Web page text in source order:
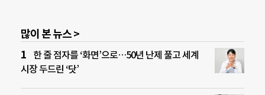
많이 본 뉴스 >
한 줄 점자를 ‘화면’으로…50년 난제 풀고 세계
시장 두드린 ‘닷’